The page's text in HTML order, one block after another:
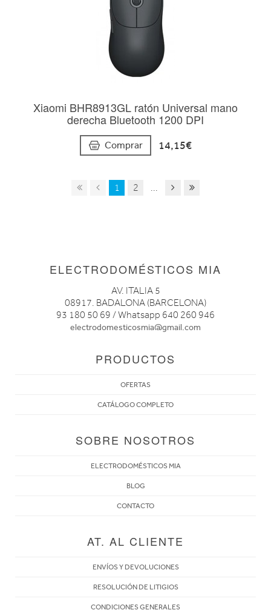
Xiaomi BHR8913GL ratón Universal mano
derecha Bluetooth 1200 DPI
Comprar 14,15€
1 2 ...
ELECTRODOMÉSTICOS MIA
AV. ITALIA 5
08917. BADALONA (BARCELONA)
93 180 50 69 / Whatsapp 640 260 946
electrodomesticosmia@gmail.com
PRODUCTOS
OFERTAS
CATÁLOGO COMPLETO
SOBRE NOSOTROS
ELECTRODOMÉSTICOS MIA
BLOG
CONTACTO
AT. AL CLIENTE
ENVÍOS Y DEVOLUCIONES
RESOLUCIÓN DE LITIGIOS
CONDICIONES GENERALES